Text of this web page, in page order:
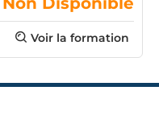
Voir la formation